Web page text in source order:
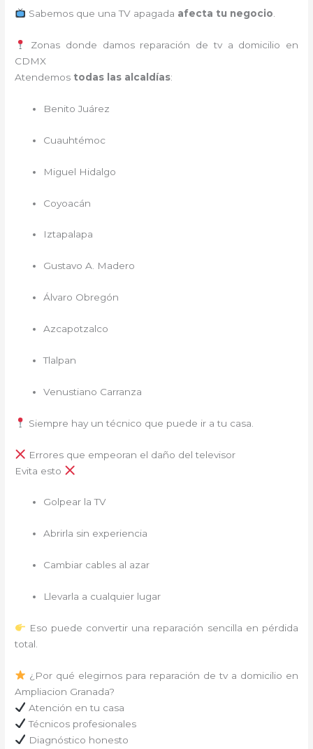
Sabemos que una TV apagada afecta tu negocio
Zonas donde damos reparación de tv a domicilio en
CDMX
Atendemos todas las alcaldías:
Benito Juárez
Cuauhtémoc
Miguel Hidalgo
Coyoacán
Iztapalapa
Gustavo A. Madero
Álvaro Obregón
Azcapotzalco
Tlalpan
Venustiano Carranza
Siempre hay un técnico que puede ir a tu casa.
Errores que empeoran el daño del televisor
Evita esto
Golpear la TV
Abrirla sin experiencia
Cambiar cables al azar
Llevarla a cualquier lugar
Eso puede convertir una reparación sencilla en pérdida
total.
¿Por qué elegirnos para reparación de tv a domicilio en
Ampliacion Granada?
Atención en tu casa
Técnicos profesionales
Diagnóstico honesto